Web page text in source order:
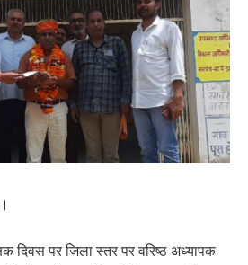
दिवस पर जिला स्तर पर वरिष्ठ अध्यापक